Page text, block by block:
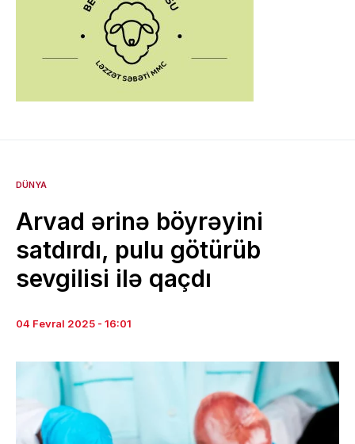
DÜNYA
Arvad ərinə böyrəyini
satdırdı, pulu götürüb
sevgilisi ilə qaçdı
04 Fevral 2025 - 16:01